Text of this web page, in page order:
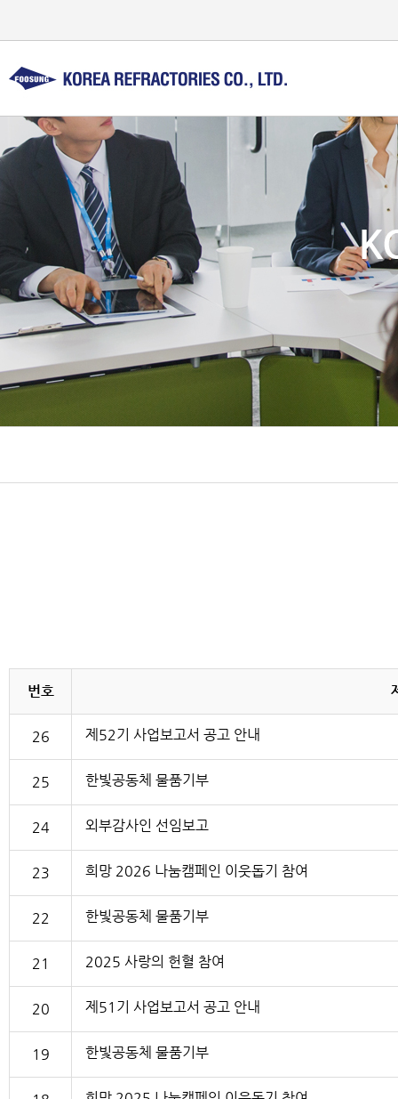
번호
26 제52기 사업보고서 공고 안내
25 한빛공동체 물품기부
24 외부감사인 선임보고
23 희망 2026 나눔캠페인 이웃돕기 참여
22 한빛공동체 물품기부
21 2025 사랑의 헌혈 참여
20 제51기 사업보고서 공고 안내
19 한빛공동체 물품기부